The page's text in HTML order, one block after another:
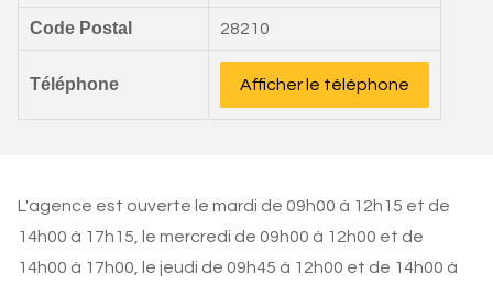
Code Postal 28210
Téléphone Afficher le téléphone
L'agence est ouverte le mardi de 09h00 à 12h15 et de
14h00 à 17h15, le mercredi de 09h00 à 12h00 et de
14h00 à 17h00, le jeudi de 09h45 à 12h00 et de 14h00 à